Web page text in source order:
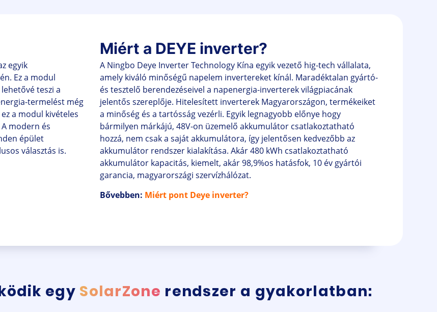
egyik
Ez a modul
teszi a
termelést még
a modul kivételes
modern és
épület
választás is.
Miért a DEYE inverter?
A Ningbo Deye Inverter Technology Kína egyik vezető hig-tech vállalata,
amely kiváló minőségű napelem invertereket kínál. Maradéktalan gyártó-
és tesztelő berendezéseivel a napenergia-inverterek világpiacának
jelentős szereplője. Hitelesített inverterek Magyarországon, termékeiket
a minőség és a tartósság vezérli. Egyik legnagyobb előnye hogy
bármilyen márkájú, 48V-on üzemelő akkumulátor csatlakoztatható
hozzá, nem csak a saját akkumulátora, így jelentősen kedvezőbb az
akkumulátor rendszer kialakítása. Akár 480 kWh csatlakoztatható
akkumulátor kapacitás, kiemelt, akár 98,9%os hatásfok, 10 év gyártói
garancia, magyarországi szervízhálózat.
Bővebben: Miért pont Deye inverter?
egy SolarZone rendszer a gyakorlatban: